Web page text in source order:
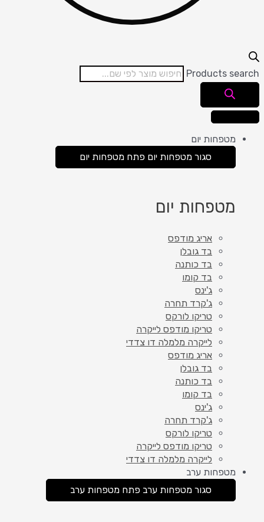
Products search
מטפחות יום
סגור מטפחות יום פתח מטפחות יום
מטפחות יום
אריג מודפס
בד גובלן
בד כותנה
בד קומו
ג'ינס
ג'קרד תחרה
טריקו לורקס
טריקו מודפס לייקרה
לייקרה מלמלה דו צדדי
אריג מודפס
בד גובלן
בד כותנה
בד קומו
ג'ינס
ג'קרד תחרה
טריקו לורקס
טריקו מודפס לייקרה
לייקרה מלמלה דו צדדי
מטפחות ערב
סגור מטפחות ערב פתח מטפחות ערב